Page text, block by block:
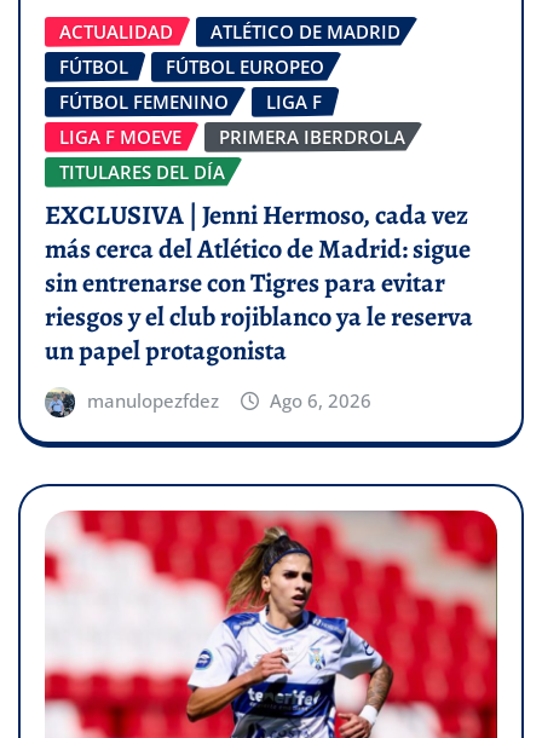
ACTUALIDAD
ATLÉTICO DE MADRID
FÚTBOL
FÚTBOL EUROPEO
FÚTBOL FEMENINO
LIGA F
LIGA F MOEVE
PRIMERA IBERDROLA
TITULARES DEL DÍA
EXCLUSIVA | Jenni Hermoso, cada vez
más cerca del Atlético de Madrid: sigue
sin entrenarse con Tigres para evitar
riesgos y el club rojiblanco ya le reserva
un papel protagonista
manulopezfdez Ago 6, 2026